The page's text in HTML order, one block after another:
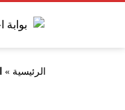
الرئيسية »